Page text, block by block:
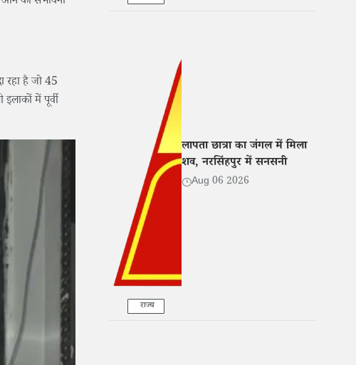
रहा है जो 45
में पूर्वी
राज्य
लापता छात्रा का जंगल में मिला
शव, नरसिंहपुर में सनसनी
Aug 06 2026